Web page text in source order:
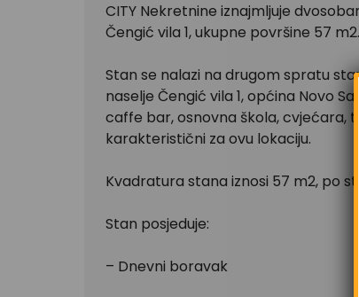
CITY Nekretnine iznajmljuje
Čengić vila 1, ukupne površine 57 m2.
Stan se nalazi na drugom spratu
naselje Čengić vila 1, općina Novo
caffe bar, osnovna škola, cvjećara,
karakteristični za ovu lokaciju.
Kvadratura stana iznosi 57 m2, po
Stan posjeduje:
– Dnevni boravak